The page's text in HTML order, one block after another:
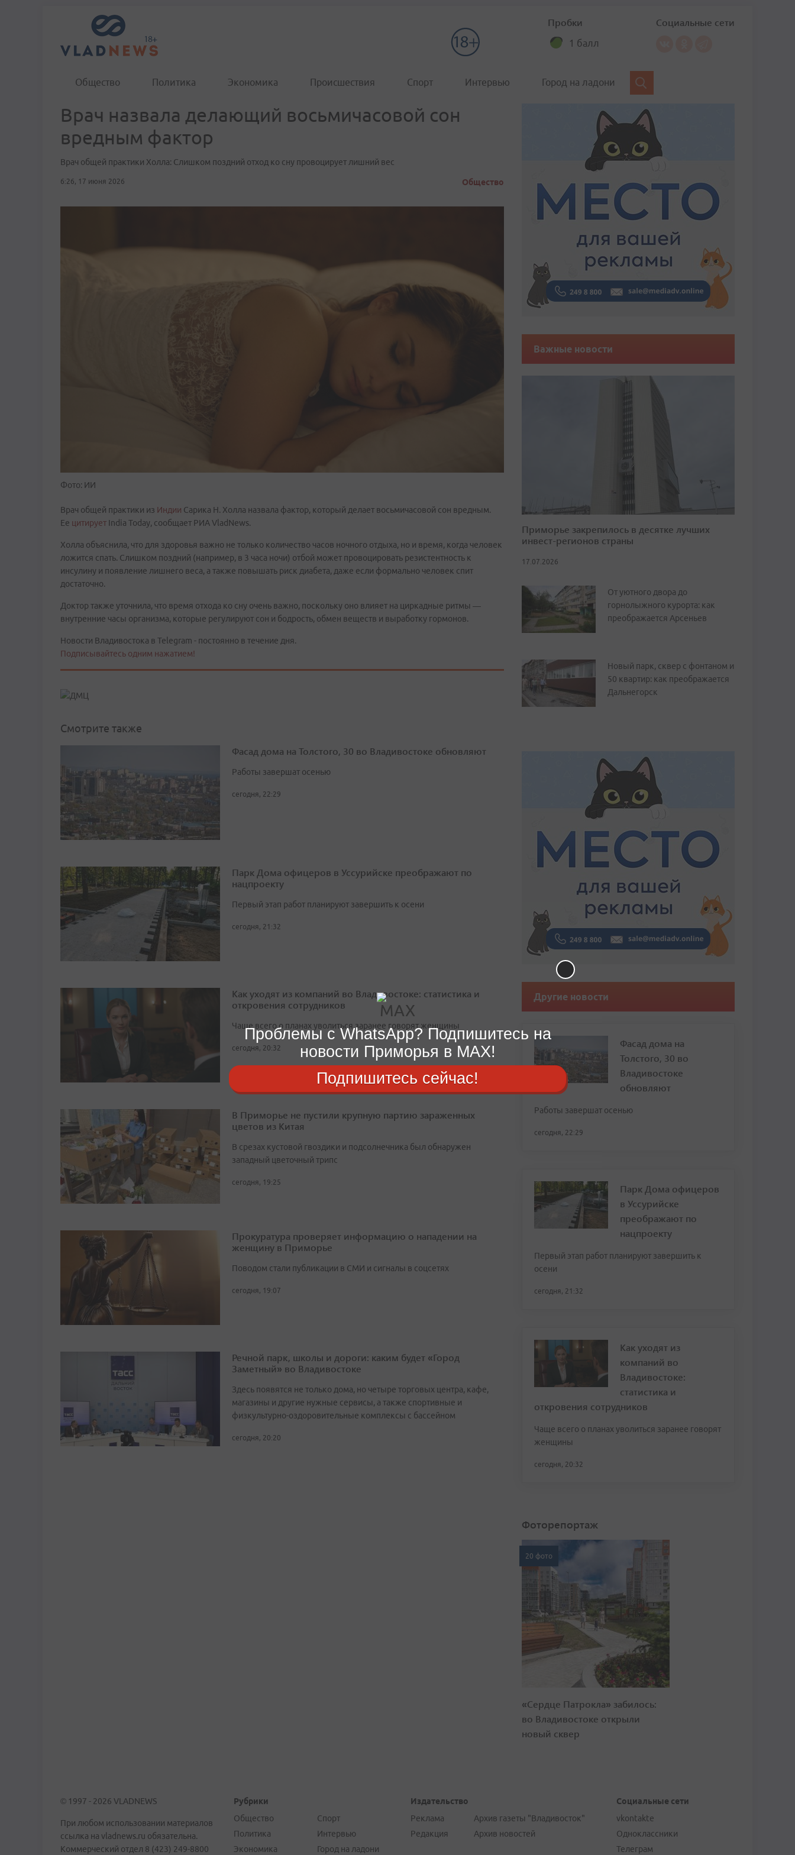
Пробки
1 балл
Социальные сети
Общество Политика Экономика Происшествия Спорт Интервью Город на ладони
Врач назвала делающий восьмичасовой сон
вредным фактор
Врач общей практики Холла: Слишком поздний отход ко сну провоцирует лишний вес
6:26, 17 июня 2026 Общество
Фото: ИИ
Врач общей практики из Индии Сарика Н. Холла назвала фактор, который делает восьмичасовой сон вредным.
Ее цитирует India Today, сообщает РИА VladNews.
Холла объяснила, что для здоровья важно не только количество часов ночного отдыха, но и время, когда человек
ложится спать. Слишком поздний (например, в 3 часа ночи) отбой может провоцировать резистентность к
инсулину и появление лишнего веса, а также повышать риск диабета, даже если формально человек спит
достаточно.
Доктор также уточнила, что время отхода ко сну очень важно, поскольку оно влияет на циркадные ритмы —
внутренние часы организма, которые регулируют сон и бодрость, обмен веществ и выработку гормонов.
Новости Владивостока в Telegram - постоянно в течение дня.
Подписывайтесь одним нажатием!
Смотрите также
Фасад дома на Толстого, 30 во Владивостоке обновляют
Работы завершат осенью
сегодня, 22:29
Парк Дома офицеров в Уссурийске преображают по
нацпроекту
Первый этап работ планируют завершить к осени
сегодня, 21:32
Как уходят из компаний во Владивостоке: статистика и
откровения сотрудников
Чаще всего о планах уволиться заранее говорят женщины
сегодня, 20:32
В Приморье не пустили крупную партию зараженных
цветов из Китая
В срезах кустовой гвоздики и подсолнечника был обнаружен
западный цветочный трипс
сегодня, 19:25
Прокуратура проверяет информацию о нападении на
женщину в Приморье
Поводом стали публикации в СМИ и сигналы в соцсетях
сегодня, 19:07
Речной парк, школы и дороги: каким будет «Город
Заметный» во Владивостоке
Здесь появятся не только дома, но четыре торговых центра, кафе,
магазины и другие нужные сервисы, а также спортивные и
физкультурно-оздоровительные комплексы с бассейном
сегодня, 20:20
Важные новости
Приморье закрепилось в десятке лучших
инвест-регионов страны
17.07.2026
От уютного двора до
горнолыжного курорта: как
преображается Арсеньев
Новый парк, сквер с фонтаном и
50 квартир: как преображается
Дальнегорск
Другие новости
Фасад дома на
Толстого, 30 во
Владивостоке
обновляют
Работы завершат осенью
сегодня, 22:29
Парк Дома офицеров
в Уссурийске
преображают по
нацпроекту
Первый этап работ планируют завершить к
осени
сегодня, 21:32
Как уходят из
компаний во
Владивостоке:
статистика и
откровения сотрудников
Чаще всего о планах уволиться заранее говорят
женщины
сегодня, 20:32
Фоторепортаж
20 фото
«Сердце Патрокла» забилось:
во Владивостоке открыли
новый сквер
© 1997 - 2026 VLADNEWS
При любом использовании материалов
ссылка на vladnews.ru обязательна.
Коммерческий отдел 8 (423) 249-8800
Рубрики
Общество
Политика
Экономика
Спорт
Интервью
Город на ладони
Издательство
Реклама
Редакция
Архив газеты "Владивосток"
Архив новостей
Социальные сети
vkontakte
Одноклассники
Телеграм
Проблемы с WhatsApp? Подпишитесь на
новости Приморья в MAX!
Подпишитесь сейчас!